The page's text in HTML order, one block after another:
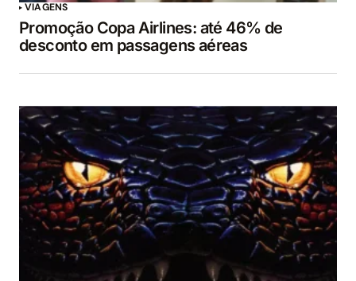
VIAGENS
Promoção Copa Airlines: até 46% de
desconto em passagens aéreas